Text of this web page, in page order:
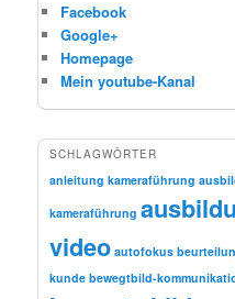
Facebook
Google+
Homepage
Mein youtube-Kanal
SCHLAGWÖRTER
anleitung kameraführung
kameraführung
video autofokus
kunde bewegtbild-